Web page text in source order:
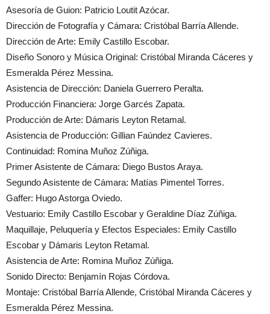
Asesoría de Guion: Patricio Loutit Azócar.
Dirección de Fotografía y Cámara: Cristóbal Barría Allende.
Dirección de Arte: Emily Castillo Escobar.
Diseño Sonoro y Música Original: Cristóbal Miranda Cáceres y
Esmeralda Pérez Messina.
Asistencia de Dirección: Daniela Guerrero Peralta.
Producción Financiera: Jorge Garcés Zapata.
Producción de Arte: Dámaris Leyton Retamal.
Asistencia de Producción: Gillian Faúndez Cavieres.
Continuidad: Romina Muñoz Zúñiga.
Primer Asistente de Cámara: Diego Bustos Araya.
Segundo Asistente de Cámara: Matías Pimentel Torres.
Gaffer: Hugo Astorga Oviedo.
Vestuario: Emily Castillo Escobar y Geraldine Díaz Zúñiga.
Maquillaje, Peluquería y Efectos Especiales: Emily Castillo
Escobar y Dámaris Leyton Retamal.
Asistencia de Arte: Romina Muñoz Zúñiga.
Sonido Directo: Benjamín Rojas Córdova.
Montaje: Cristóbal Barría Allende, Cristóbal Miranda Cáceres y
Esmeralda Pérez Messina.